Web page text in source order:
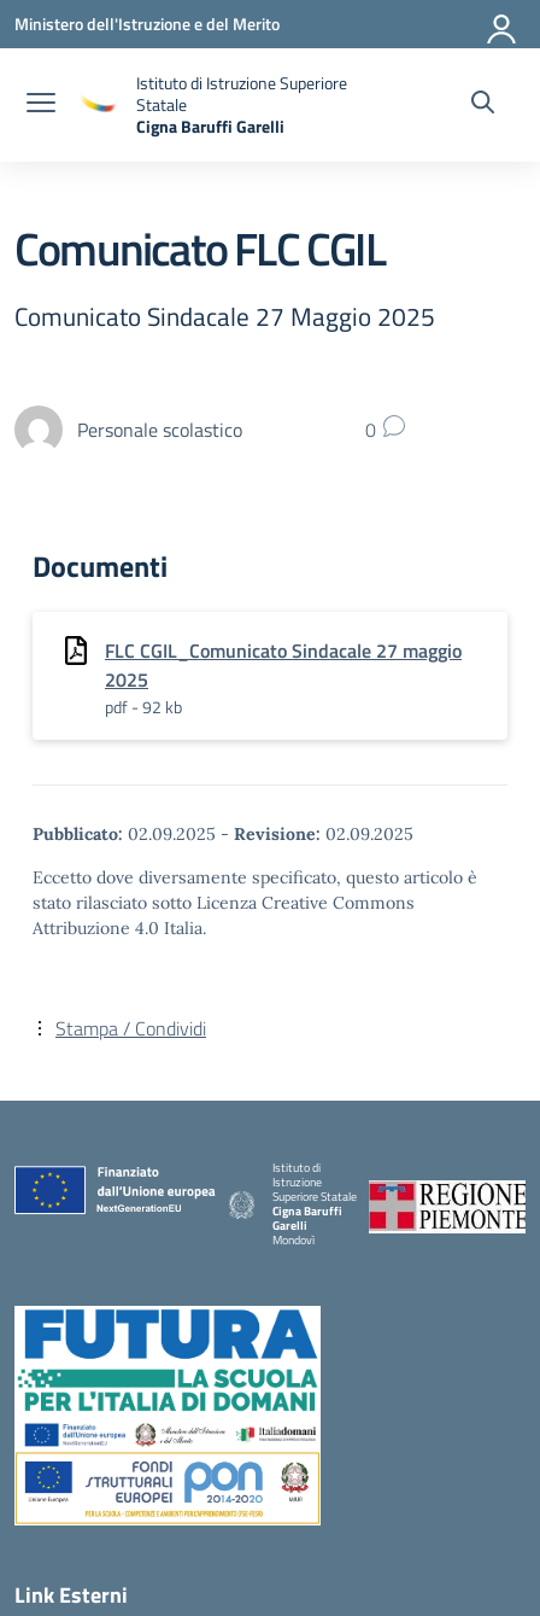
Vai ai contenuti
Vai al menu di navigazione
Vai al footer
Ministero dell'Istruzione e del Merito
Istituto di Istruzione Superiore
Statale
Cigna Baruffi Garelli
Comunicato FLC CGIL
Comunicato Sindacale 27 Maggio 2025
Personale scolastico 0
Documenti
FLC CGIL_Comunicato Sindacale 27 maggio
2025
pdf - 92 kb
Pubblicato: 02.09.2025 - Revisione: 02.09.2025
Eccetto dove diversamente specificato, questo articolo è
stato rilasciato sotto Licenza Creative Commons
Attribuzione 4.0 Italia.
Stampa / Condividi
Istituto di
Istruzione
Superiore Statale
Cigna Baruffi
Garelli
Mondovì
Link Esterni